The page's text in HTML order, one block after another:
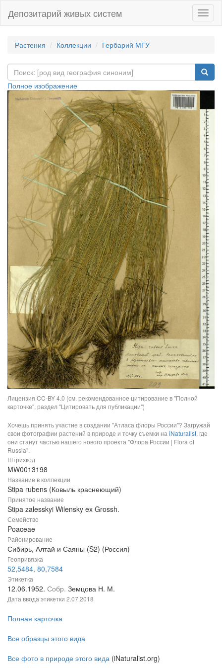
Депозитарий живых систем
Растения Коллекции Гербарий МГУ
Полное изображение
Лицензия CC-BY 4.0 (см. рекомендованное цитирование в "Полной
карточке", раздел "Цитировать для публикации")
Хочешь принять участие в создании "Атласа флоры России"? Загружай
свои фотографии растений в природе и точку съемки наiNaturalist, где
они станут частью нашего нового проекта "Флора России | Flora of
Russia".
Штрихкод
MW0013198
Название в коллекции
Stipa rubens (Ковыль краснеющий)
Принятое название
Stipa zalesskyi Wilensky ex Grossh.
Семейство
Poaceae
Районирование
Сибирь, Алтай и Саяны (S2) (Россия)
Геопривязка
52,5484, 80,7584
Этикетка
12.06.1952. Собр. Земцова Н. М.
Дата ввода этикетки 2.07.2018
Полная карточка
Все образцы этого вида
Все фото в природе этого вида (iNaturalist.org)